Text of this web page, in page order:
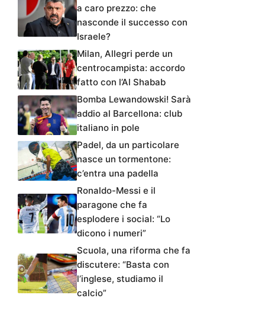
a caro prezzo: che
nasconde il successo con
Israele?
Milan, Allegri perde un
centrocampista: accordo
fatto con l’Al Shabab
Bomba Lewandowski! Sarà
addio al Barcellona: club
italiano in pole
Padel, da un particolare
nasce un tormentone:
c’entra una padella
Ronaldo-Messi e il
paragone che fa
esplodere i social: “Lo
dicono i numeri”
Scuola, una riforma che fa
discutere: “Basta con
l’inglese, studiamo il
calcio”